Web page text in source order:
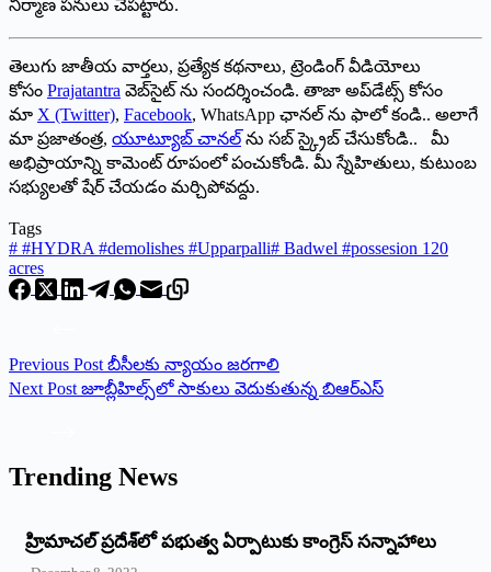
‌నిర్మాణ పనులు చేపట్టారు.
తెలుగు జాతీయ వార్తలు, ప్రత్యేక కథనాలు, ట్రెండింగ్ వీడియోలు
కోసం Prajatantra వెబ్‌సైట్ ను సందర్శించండి. తాజా అప్‌డేట్స్ కోసం
మా X (Twitter), Facebook, WhatsApp ఛానల్ ను ఫాలో కండి.. అలాగే
మా ప్రజాతంత్ర, యూట్యూబ్ చానల్ ను సబ్ స్క్రైబ్ చేసుకోండి.. మీ
అభిప్రాయాన్ని కామెంట్ రూపంలో పంచుకోండి. మీ స్నేహితులు, కుటుంబ
సభ్యులతో షేర్ చేయడం మర్చిపోవద్దు.
Tags
# #HYDRA #demolishes #Upparpalli# Badwel #possesion 120
acres
Previous Post బీసీలకు న్యాయం జరగాలి
Next Post జూబ్లీహిల్స్‌లో సాకులు వెదుకుతున్న బిఆర్‌ఎస్‌
Trending News
‌హ్రిమాచల్‌ ‌ప్రదేశ్‌లో పభుత్వ ఏర్పాటుకు కాంగ్రెస్‌ ‌సన్నాహాలు